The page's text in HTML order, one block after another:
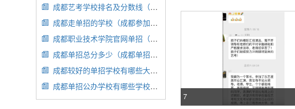
 成都艺考学校排名及分数线（成都艺考学校排名及分数线表）
 成都走单招的学校（成都参加单招的学校）
 成都职业技术学院官网单招（四川成都职业技术学院官网单招）
 成都单招总分多少（成都单招总分多少分2024年）
 成都较好的单招学校有哪些大学（成都最好的单招学校排名）
 成都单招公办学校有哪些学校好（成都单招公办学校排行榜）
7